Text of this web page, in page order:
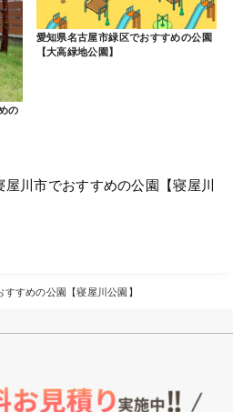
の
愛知県名古屋市緑区でおすすめの公園
【大高緑地公園】
屋川市でおすすめの公園【寝屋川
すめの公園【寝屋川公園】